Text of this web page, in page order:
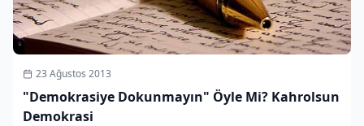
23 Ağustos 2013
"Demokrasiye Dokunmayın" Öyle Mi? Kahrolsun
Demokrasi